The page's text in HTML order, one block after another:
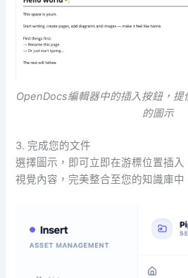
OpenDocs編輯器中的插入按鈕，
的圖示
3. 完成您的文件
選擇圖示，即可立即在游標位置插
視覺內容，完美整合至您的知識庫中